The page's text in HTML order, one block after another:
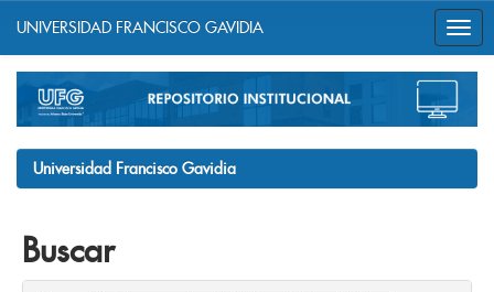
navigation
UNIVERSIDAD FRANCISCO GAVIDIA
Universidad Francisco Gavidia
Buscar